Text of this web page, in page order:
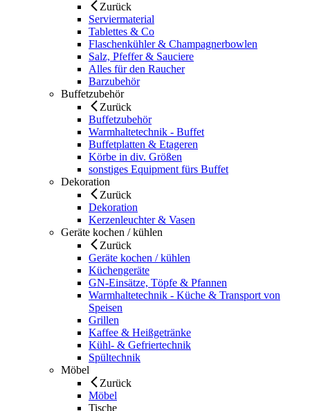
Zurück
Serviermaterial
Tablettes & Co
Flaschenkühler & Champagnerbowlen
Salz, Pfeffer & Sauciere
Alles für den Raucher
Barzubehör
Buffetzubehör
Zurück
Buffetzubehör
Warmhaltetechnik - Buffet
Buffetplatten & Etageren
Körbe in div. Größen
sonstiges Equipment fürs Buffet
Dekoration
Zurück
Dekoration
Kerzenleuchter & Vasen
Geräte kochen / kühlen
Zurück
Geräte kochen / kühlen
Küchengeräte
GN-Einsätze, Töpfe & Pfannen
Warmhaltetechnik - Küche & Transport von
Speisen
Grillen
Kaffee & Heißgetränke
Kühl- & Gefriertechnik
Spültechnik
Möbel
Zurück
Möbel
Tische